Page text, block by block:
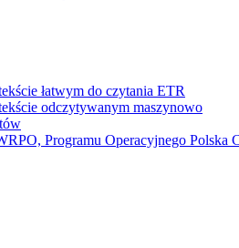
łatwym do czytania ETR
odczytywanym maszynowo
Programu Operacyjnego